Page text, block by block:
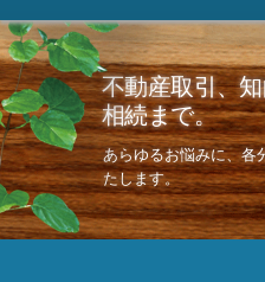
不動産取引、
相続まで。
あらゆるお悩みに、各
たします。